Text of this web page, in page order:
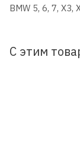
BMW 5, 6, 7,
С этим